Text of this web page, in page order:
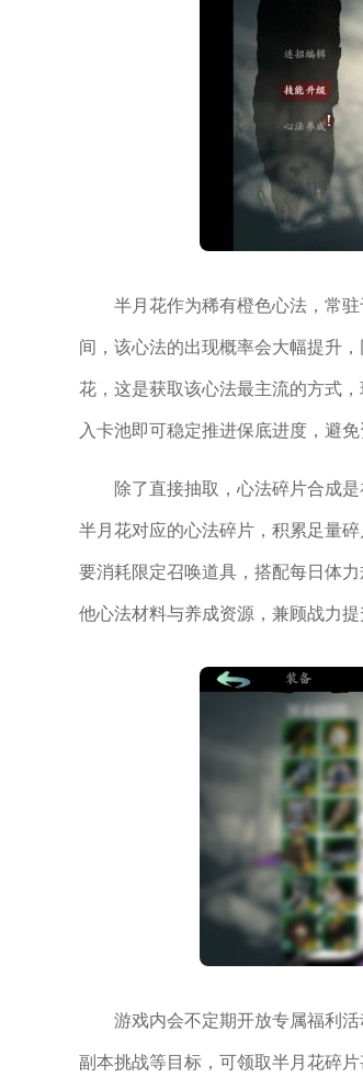
半月花作为稀有橙色心法，常
间，该心法的出现概率会大幅提升
花，这是获取该心法最主流的方式
入卡池即可稳定推进保底进度，避
除了直接抽取，心法碎片合成
半月花对应的心法碎片，积累足量
要消耗限定召唤道具，搭配每日体
他心法材料与养成资源，兼顾战力提
游戏内会不定期开放专属福利
副本挑战等目标，可领取半月花碎